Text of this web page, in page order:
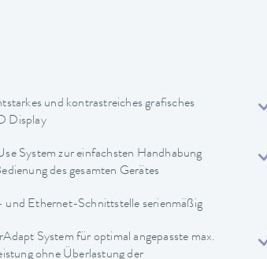
und kontrastreiches grafisches
Display
System zur einfachsten Handhabung
des gesamten Gerätes
und Ethernet-Schnittstelle serienmäßig
System für optimal angepasste max.
ohne Überlastung der